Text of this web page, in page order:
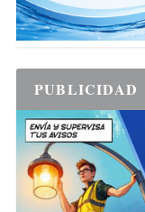
PUBLICIDAD